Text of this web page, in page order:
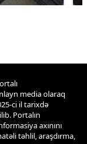
media olaraq
ci il tarixdə
Portalın
axınını
təhlil, araşdırma,